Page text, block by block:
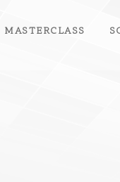
MASTERCLASS